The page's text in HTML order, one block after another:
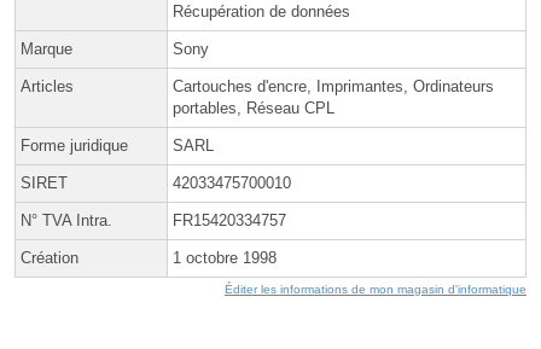
Récupération de données
Marque Sony
Articles
Cartouches d'encre, Imprimantes, Ordinateurs
portables, Réseau CPL
Forme juridique SARL
SIRET 42033475700010
N° TVA Intra. FR15420334757
Création 1 octobre 1998
Éditer les informations de mon magasin d'informatique